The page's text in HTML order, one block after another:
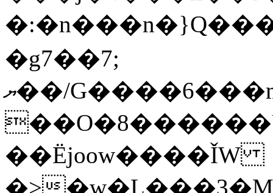
�g7��7;
ޔ��/G����6���m��������>���
��Ëjoow����ǏW
�>�w�L���3�Mݓ7+��i����i�ߤ׵C����~lf_�����ث�o@$��O_���|